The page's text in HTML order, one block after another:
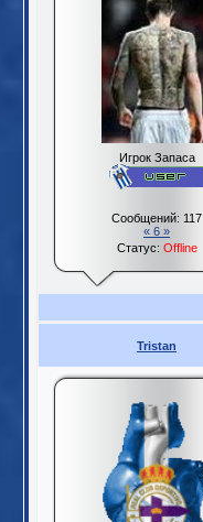
Игрок Запаса
Сообщений: 117
« 6 »
Статус: Offline
Tristan